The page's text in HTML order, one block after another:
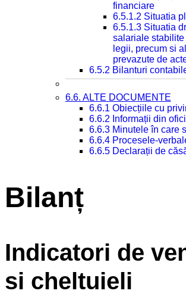
financiare
6.5.1.2 Situatia
6.5.1.3 Situatia
salariale stabilite
legii, precum si
prevazute de
6.5.2 Bilanturi
6.6. ALTE DOCUMENTE
6.6.1 Obiecțiile cu
6.6.2 Informații din
6.6.3 Minutele în care
6.6.4 Procesele-
6.6.5 Declarații de
Bilanț
Indicatori de
si cheltuieli